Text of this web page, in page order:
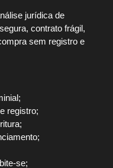
jurídica de
contrato frágil,
sem registro e
registro;
se;